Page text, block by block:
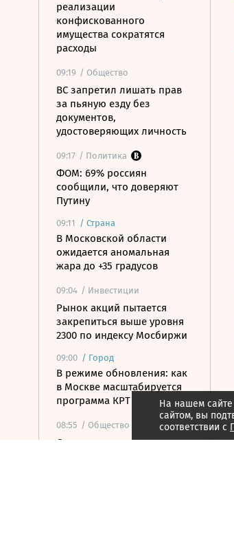
реализации
конфискованного
имущества сократятся
расходы
09:19 / Общество
ВС запретил лишать прав
за пьяную езду без
документов,
удостоверяющих личность
09:17 / Политика
ФОМ: 69% россиян
сообщили, что доверяют
Путину
09:11 / Страна
В Московской области
ожидается аномальная
жара до +35 градусов
09:04 / Инвестиции
Рынок акций пытается
закрепиться выше уровня
2300 по индексу Мосбиржи
09:00 / Город
В режиме обновления: как
в Москве масштабируется
программа КРТ
08:55 / Общество
Слепакову грозит до двух
На нашем
сайтом, вы
соответствии с